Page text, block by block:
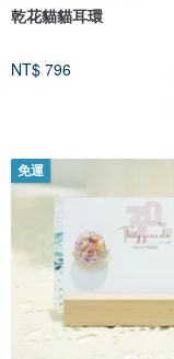
乾花貓貓耳環
NT$ 796
免運